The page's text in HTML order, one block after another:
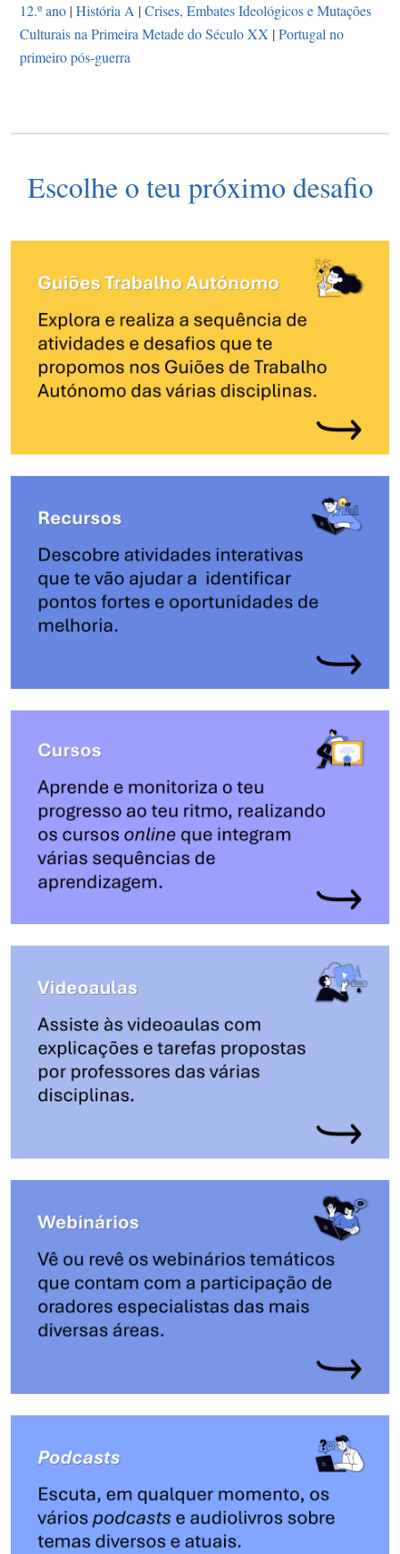
12.º ano |História A |Crises, Embates Ideológicos e Mutações
Culturais na Primeira Metade do Século XX |Portugal no
primeiro pós-guerra
Escolhe o teu próximo desafio